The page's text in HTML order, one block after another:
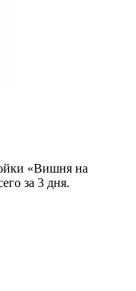
«Вишня на
за 3 дня.